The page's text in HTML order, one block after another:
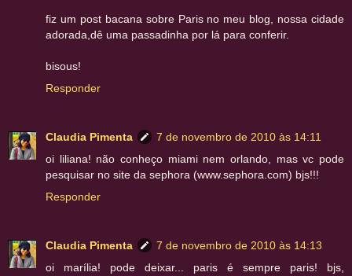
fiz um post bacana sobre Paris no meu blog, nossa cidade
adorada,dê uma passadinha por lá para conferir.
bisous!
Responder
Claudia Pimenta
7 de novembro de 2010 às 14:11
oi liliana! não conheço miami nem orlando, mas vc pode
pesquisar no site da sephora (www.sephora.com) bjs!!!
Responder
Claudia Pimenta
7 de novembro de 2010 às 14:13
oi marília! pode deixar... paris é sempre paris! bjs,